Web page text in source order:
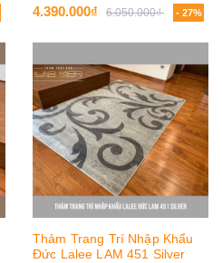
4.390.000₫ 6.050.000₫ - 27%
Thảm Trang Trí Nhập Khẩu
Đức Lalee LAM 451 Silver